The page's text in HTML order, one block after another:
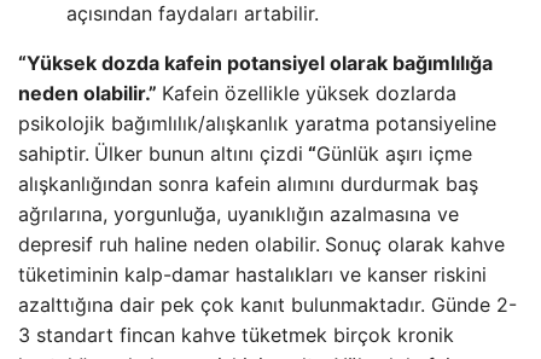
açısından faydaları artabilir.
“Yüksek dozda kafein potansiyel olarak bağımlılığa
neden olabilir.” Kafein özellikle yüksek dozlarda
psikolojik bağımlılık/alışkanlık yaratma potansiyeline
sahiptir. Ülker bunun altını çizdi “Günlük aşırı içme
alışkanlığından sonra kafein alımını durdurmak baş
ağrılarına, yorgunluğa, uyanıklığın azalmasına ve
depresif ruh haline neden olabilir. Sonuç olarak kahve
tüketiminin kalp-damar hastalıkları ve kanser riskini
azalttığına dair pek çok kanıt bulunmaktadır. Günde 2-
3 standart fincan kahve tüketmek birçok kronik